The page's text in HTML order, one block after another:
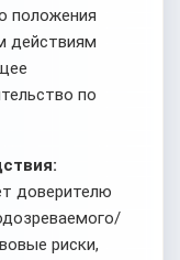
положения
действиям
по
доверителю
риски,